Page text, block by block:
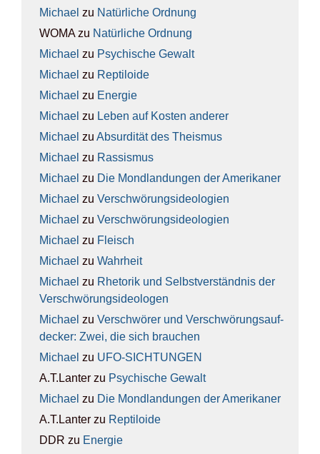
Michael zu Natür­li­che Ord­nung
WOMAzu Natür­li­che Ord­nung
Michael zu Psy­chi­sche Gewalt
Michael zu Rep­ti­lo­ide
Michael zu Ener­gie
Michael zu Leben auf Kos­ten ande­rer
Michael zu Absur­di­tät des The­is­mus
Michael zu Ras­sis­mus
Michael zu Die Mond­lan­dun­gen der Ame­ri­ka­ner
Michael zu Ver­schwö­rungs­ideo­lo­gien
Michael zu Ver­schwö­rungs­ideo­lo­gien
Michael zu Fleisch
Michael zu Wahr­heit
Michael zu Rhe­to­rik und Selbst­ver­ständ­nis der
Ver­schwö­rungs­ideo­lo­gen
Michael zu Ver­schwö­rer und Ver­schwö­rungs­auf­
de­cker: Zwei, die sich brau­chen
Michael zu UFO-SICH­TUN­GEN
A.T.Lanter zu Psy­chi­sche Gewalt
Michael zu Die Mond­lan­dun­gen der Ame­ri­ka­ner
A.T.Lanter zu Rep­ti­lo­ide
DDR zu Ener­gie